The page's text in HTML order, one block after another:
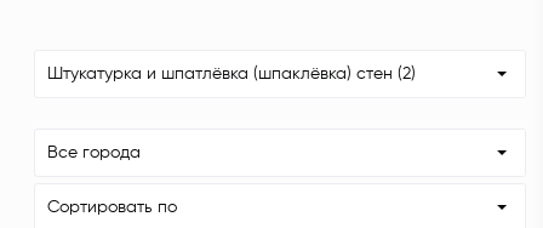
Штукатурка и шпатлёвка (шпаклёвка) стен (2)
Все города
Сортировать по